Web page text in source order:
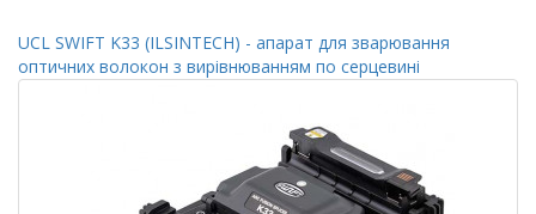
UCL SWIFT K33 (ILSINTECH) - апарат для зварювання
оптичних волокон з вирівнюванням по серцевині